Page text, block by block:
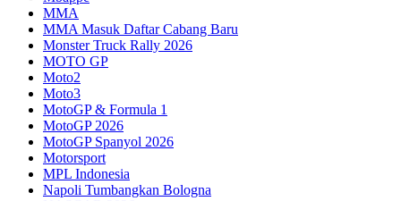
MMA
MMA Masuk Daftar Cabang Baru
Monster Truck Rally 2026
MOTO GP
Moto2
Moto3
MotoGP & Formula 1
MotoGP 2026
MotoGP Spanyol 2026
Motorsport
MPL Indonesia
Napoli Tumbangkan Bologna